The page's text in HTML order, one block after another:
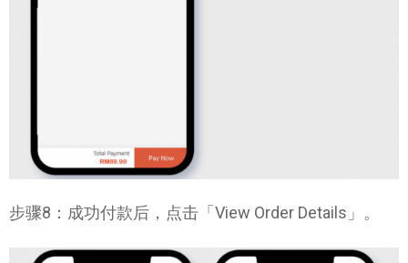
步骤8：成功付款后，点击「View Order Details」。